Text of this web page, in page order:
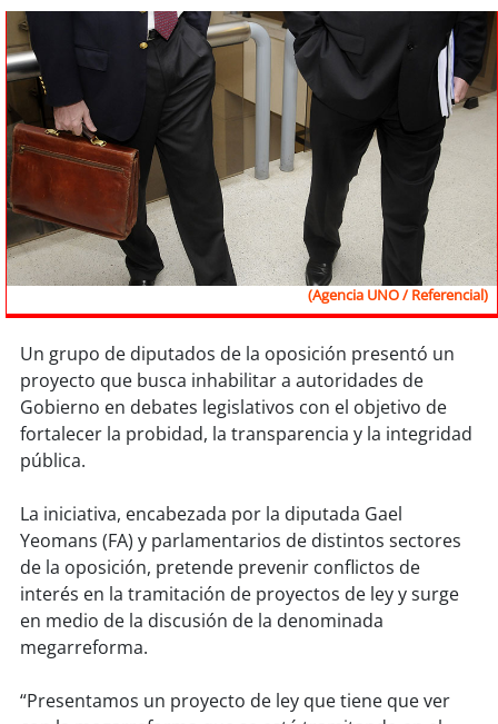
Deportes
Tecnología
Sostenibilidad
soy chile
soyarica
soyiquique
calama
soyantofagasta
soy copiapó
soy valparaíso
soyquillota
soysanantonio
(Agencia UNO / Referencial)
Un grupo de diputados de la oposición presentó un
proyecto que busca inhabilitar a autoridades de
Gobierno en debates legislativos con el objetivo de
fortalecer la probidad, la transparencia y la integridad
pública.
La iniciativa, encabezada por la diputada Gael
Yeomans (FA) y parlamentarios de distintos sectores
de la oposición, pretende prevenir conflictos de
interés en la tramitación de proyectos de ley y surge
en medio de la discusión de la denominada
megarreforma.
“Presentamos un proyecto de ley que tiene que ver